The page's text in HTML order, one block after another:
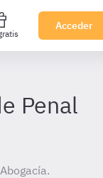
Acceder
Penal